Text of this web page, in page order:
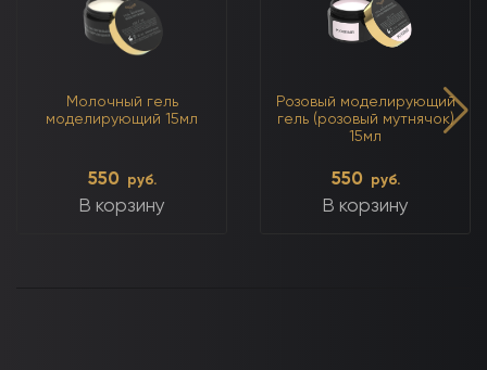
Молочный гель
моделирующий 15мл
550 руб.
В корзину
Розовый моделирующий
гель (розовый мутнячок)
15мл
550 руб.
В корзину